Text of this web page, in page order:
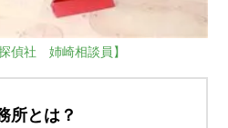
偵社 姉崎相談員】
所とは？